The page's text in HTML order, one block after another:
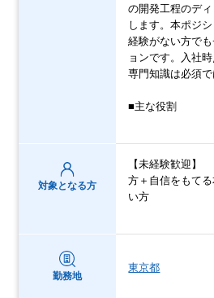
の開発工程のデ
します。本ポジ
経験がない方で
ョンです。入社
専門知識は必須で
■主な役割
対象となる方
【未経験歓迎】
方＋自信をもて
い方
勤務地
東京都